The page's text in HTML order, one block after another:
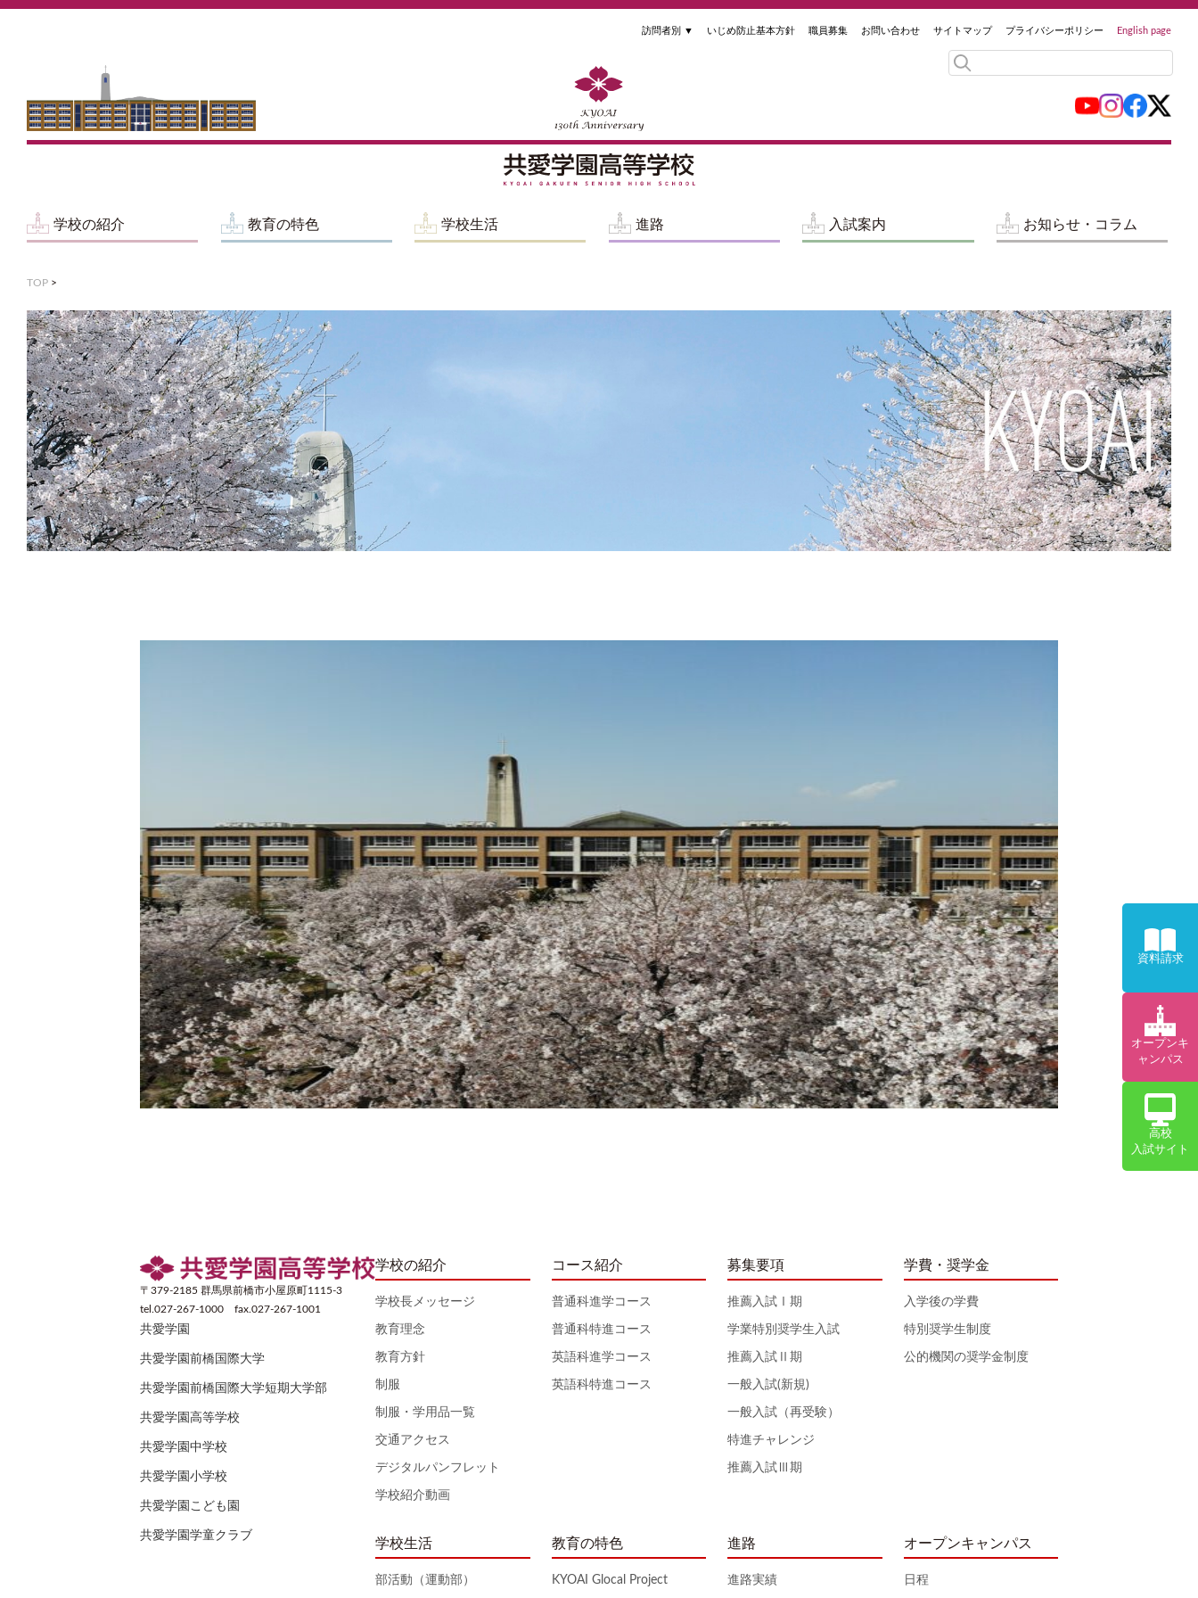
訪問者別 ▼ いじめ防止基本方針 職員募集 お問い合わせ サイトマップ プライバシーポリシー English page
学校の紹介 教育の特色 学校生活 進路 入試案内 お知らせ・コラム
TOP >
〒379-2185 群馬県前橋市小屋原町1115-3
tel.027-267-1000 fax.027-267-1001
共愛学園
共愛学園前橋国際大学
共愛学園前橋国際大学短期大学部
共愛学園高等学校
共愛学園中学校
共愛学園小学校
共愛学園こども園
共愛学園学童クラブ
学校の紹介
学校長メッセージ
教育理念
教育方針
制服
制服・学用品一覧
交通アクセス
デジタルパンフレット
学校紹介動画
学校生活
部活動（運動部）
コース紹介
普通科進学コース
普通科特進コース
英語科進学コース
英語科特進コース
教育の特色
KYOAI Glocal Project
募集要項
推薦入試Ⅰ期
学業特別奨学生入試
推薦入試Ⅱ期
一般入試(新規)
一般入試（再受験）
特進チャレンジ
推薦入試Ⅲ期
進路
進路実績
学費・奨学金
入学後の学費
特別奨学生制度
公的機関の奨学金制度
オープンキャンパス
日程
資料請求
オープンキ
ャンパス
高校
入試サイト